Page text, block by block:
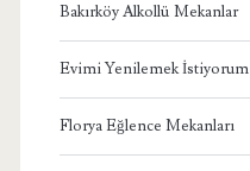
Bakırköy Alkollü Mekanlar
Evimi Yenilemek İstiyorum
Florya Eğlence Mekanları